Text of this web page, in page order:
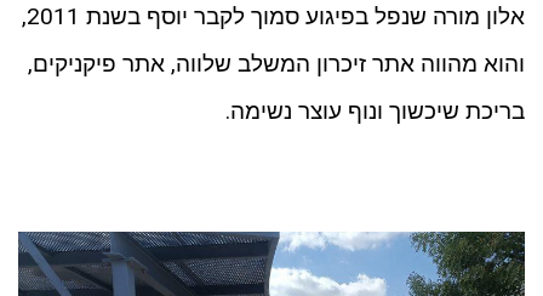
אלון מורה שנפל בפיגוע סמוך לקבר יוסף בשנת 2011,
והוא מהווה אתר זיכרון המשלב שלווה, אתר פיקניקים,
בריכת שיכשוך ונוף עוצר נשימה.